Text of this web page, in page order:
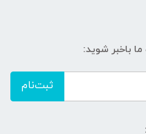
باخبر شوید:
ثبت‌نام